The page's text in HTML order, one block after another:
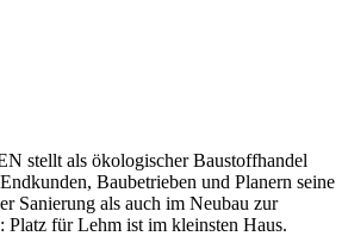
stellt als ökologischer Baustoffhandel
Baubetrieben und Planern seine
Sanierung als auch im Neubau zur
Platz für Lehm ist im kleinsten Haus.